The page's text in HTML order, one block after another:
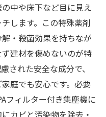
中や床下など目に見え
します。この特殊薬剤
・殺菌効果を持ちなが
建材を傷めないのが特
された安全な成分で、
庭でも安心です。必要
フィルター付き集塵機に
カビと汚染物を除去・